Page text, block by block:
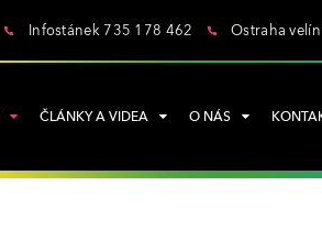
Infostánek 735 178 462 Ostraha
ČLÁNKY A VIDEA O NÁS